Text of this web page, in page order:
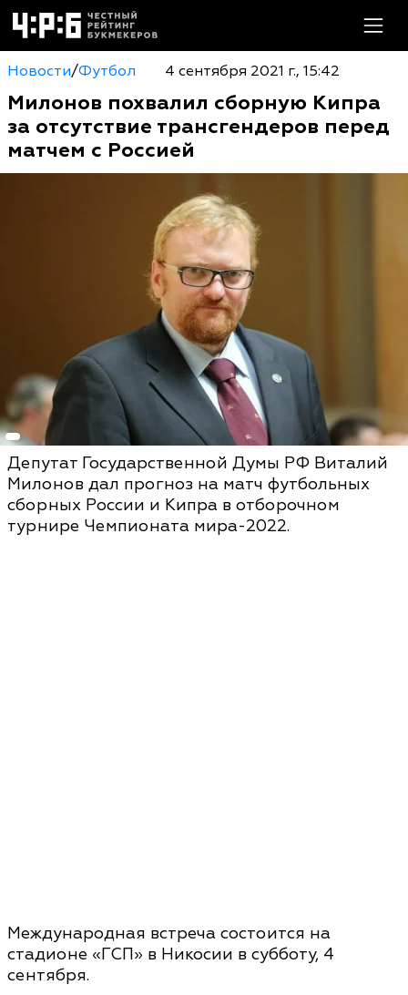
Новости/Футбол 4 сентября 2021 г., 15:42
Милонов похвалил сборную Кипра
за отсутствие трансгендеров перед
матчем с Россией
Депутат Государственной Думы РФ Виталий
Милонов дал прогноз на матч футбольных
сборных России и Кипра в отборочном
турнире Чемпионата мира-2022.
Международная встреча состоится на
стадионе «ГСП» в Никосии в субботу, 4
сентября.